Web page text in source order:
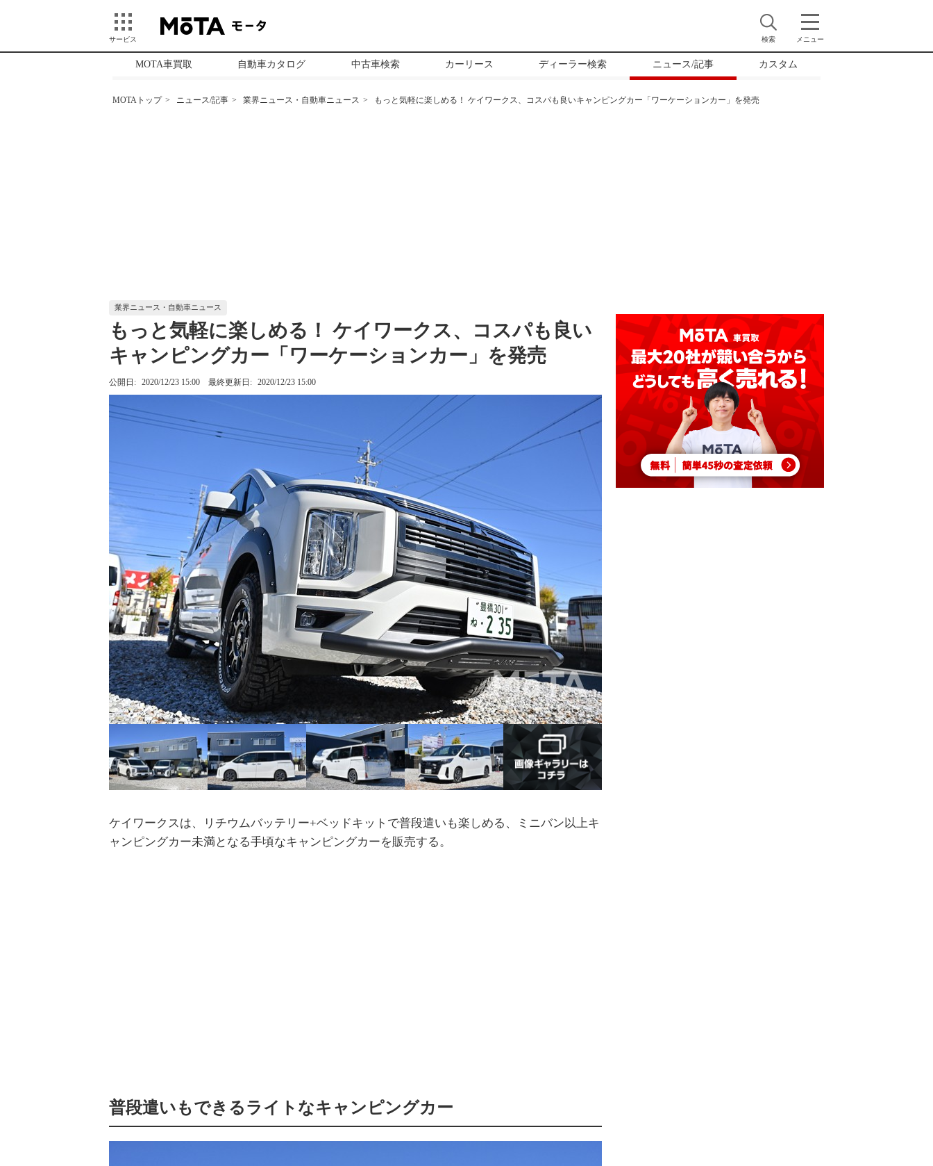
サービス 検索 メニュー
MOTA車買取 自動車カタログ 中古車検索 カーリース ディーラー検索 ニュース/記事 カスタム
MOTAトップ ニュース/記事 業界ニュース・自動車ニュース もっと気軽に楽しめる！ ケイワークス、コスパも良いキャンピングカー「ワーケーションカー」を発売
業界ニュース・自動車ニュース
もっと気軽に楽しめる！ ケイワークス、コスパも良い
キャンピングカー「ワーケーションカー」を発売
公開日: 2020/12/23 15:00 最終更新日: 2020/12/23 15:00
ケイワークスは、リチウムバッテリー+ベッドキットで普段遣いも楽しめる、ミニバン以上キ
ャンピングカー未満となる手頃なキャンピングカーを販売する。
普段遣いもできるライトなキャンピングカー